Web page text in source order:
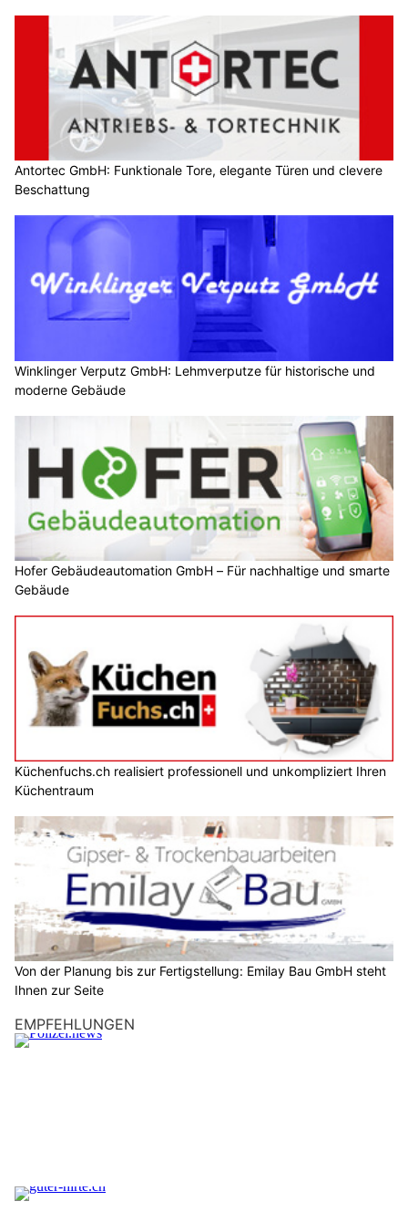
Antortec GmbH: Funktionale Tore, elegante Türen und clevere
Beschattung
Winklinger Verputz GmbH: Lehmverputze für historische und
moderne Gebäude
Hofer Gebäudeautomation GmbH – Für nachhaltige und smarte
Gebäude
Küchenfuchs.ch realisiert professionell und unkompliziert Ihren
Küchentraum
Von der Planung bis zur Fertigstellung: Emilay Bau GmbH steht
Ihnen zur Seite
EMPFEHLUNGEN